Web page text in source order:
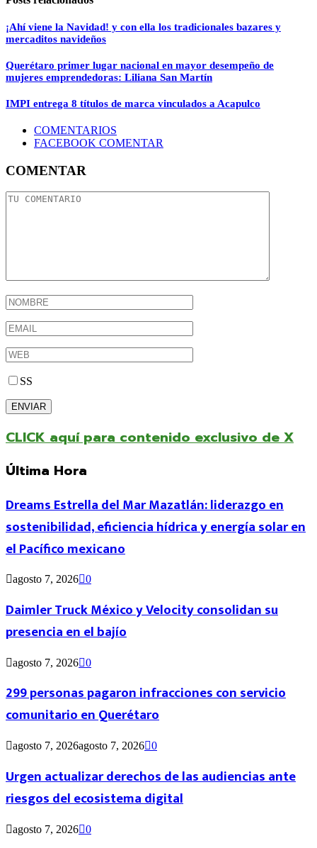
¡Ahí viene la Navidad! y con ella los tradicionales bazares y
mercaditos navideños
Querétaro primer lugar nacional en mayor desempeño de
mujeres emprendedoras: Liliana San Martín
IMPI entrega 8 títulos de marca vinculados a Acapulco
COMENTARIOS
FACEBOOK COMENTAR
COMENTAR
SS
CLICK aquí para contenido exclusivo de X
Última Hora
Dreams Estrella del Mar Mazatlán: liderazgo en
sostenibilidad, eficiencia hídrica y energía solar en
el Pacífico mexicano
agosto 7, 2026 0
Daimler Truck México y Velocity consolidan su
presencia en el bajío
agosto 7, 2026 0
299 personas pagaron infracciones con servicio
comunitario en Querétaro
agosto 7, 2026agosto 7, 2026 0
Urgen actualizar derechos de las audiencias ante
riesgos del ecosistema digital
agosto 7, 2026 0